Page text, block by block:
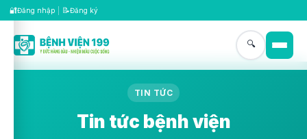
🔐Đăng nhập 📝Đăng ký
🔍
TIN TỨC
Tin tức bệnh viện